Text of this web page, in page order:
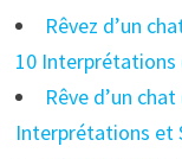
Rêvez d’un
10 Interprétations
Rêve d’un
Interprétations et